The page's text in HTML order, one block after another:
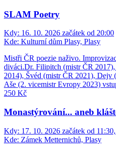
SLAM Poetry
Kdy: 16. 10. 2026 začátek od 20:00
Kde: Kulturní dům Plasy, Plasy
Mistři ČR poezie naživo.
diváci.Dr. Filipitch (mistr ČR
2014), Švéd (mistr ČR 2021), Dejv
Aše (2. vicemistr Evropy 2023)
250 Kč
Monastýrování... aneb
Kdy: 17. 10. 2026 začátek od
Kde: Zámek Metternichů, Plasy